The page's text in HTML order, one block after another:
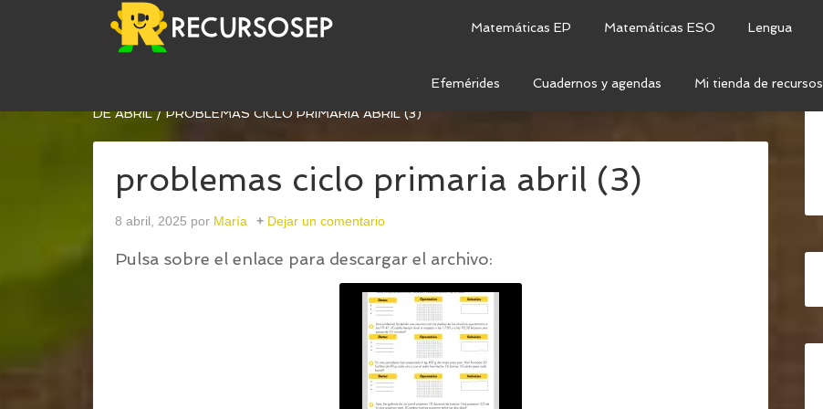
Matemáticas EP Matemáticas ESO Lengua
Efemérides Cuadernos y agendas Mi tienda de recursos
PROBLEMAS MATEMÁTICOS PARA LOS TRES CICLOS DE PRIMARIA – MES
DE ABRIL /PROBLEMAS CICLO PRIMARIA ABRIL (3)
problemas ciclo primaria abril (3)
8 abril, 2025 por María Dejar un comentario
Pulsa sobre el enlace para descargar el archivo: